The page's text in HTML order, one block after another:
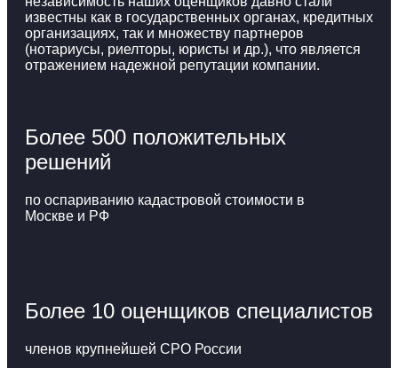
известны как в государственных органах, кредитных
организациях, так и множеству партнеров
(нотариусы, риелторы, юристы и др.), что является
отражением надежной репутации компании.
Более 500 положительных
решений
по оспариванию кадастровой стоимости в
Москве и РФ
Более 10 оценщиков специалистов
членов крупнейшей СРО России